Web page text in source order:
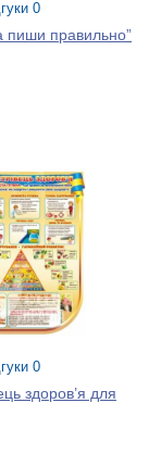
0
пиши правильно”
0
здоров’я для